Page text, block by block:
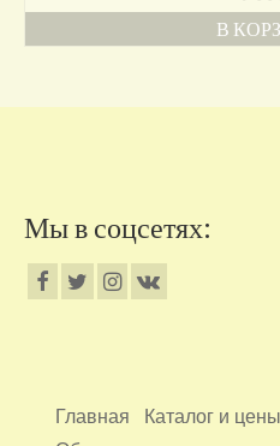
В
Мы в соцсетях:
Главная
Каталог и цены